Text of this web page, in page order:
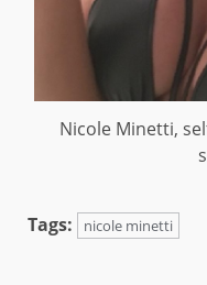
Nicole Minetti,
Tags: nicole minetti